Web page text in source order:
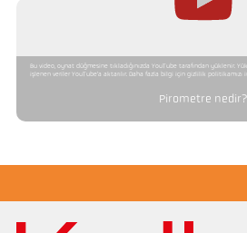
Bu video, oynat düğmesine tıkladığınızda YouTube tarafından yüklenir.
işlenen veriler YouTube'a aktarılır. Daha fazla bilgi için gizlilik politikamızı
Pirometre nedir?